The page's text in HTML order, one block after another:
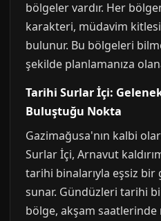
bölgeler vardır. Her
karakteri, müdavim kitlesi
bulunur. Bu bölgeleri
şekilde planlamanıza
Tarihi Surlar İçi:
Buluştuğu Nokta
Gazimağusa'nın kalbi
Surlar İçi, Arnavut
tarihi binalarıyla eşsiz bir
sunar. Gündüzleri tarihi
bölge, akşam saatlerinde